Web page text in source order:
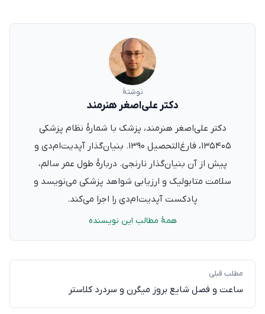
نوشتهٔ
دکتر علی‌اصغر هنرمند
دکتر علی‌اصغر هنرمند، پزشک با شمارهٔ نظام پزشکی
۱۳۵۴۰۵، فارغ‌التحصیل ۱۳۹۰. بنیان‌گذار آپدیت‌ام‌دی و
پیش از آن بنیان‌گذار نارنجی. دربارهٔ طول عمر سالم،
سلامت متابولیک و ارزیابی شواهد پزشکی می‌نویسد و
پادکست آپدیت‌ام‌دی را اجرا می‌کند.
همهٔ مطالب این نویسنده
مطلب قبلی
ساعت و فصل شایع بروز میگرن و سردرد کلاستر